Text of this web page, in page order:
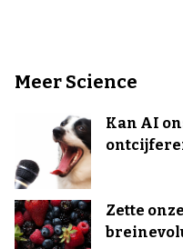
Meer Science
Kan AI
Zette